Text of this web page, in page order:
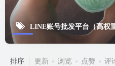
LINE账号批发平台（高权
排序 更新 浏览 点赞 评